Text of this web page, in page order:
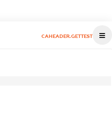
CAHEADER.GETTEST